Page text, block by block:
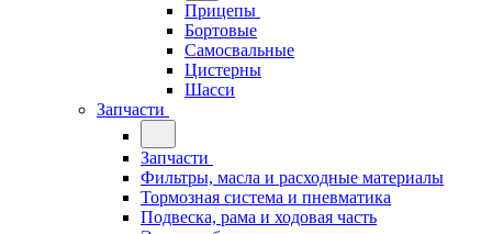
Прицепы
Бортовые
Самосвальные
Цистерны
Шасси
Запчасти
Запчасти
Фильтры, масла и расходные материалы
Тормозная система и пневматика
Подвеска, рама и ходовая часть